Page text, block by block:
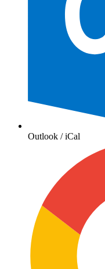
Outlook / iCal